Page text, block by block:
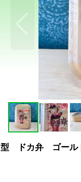
ドカ弁 ゴール